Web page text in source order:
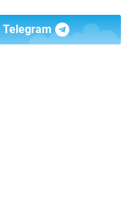
Telegram